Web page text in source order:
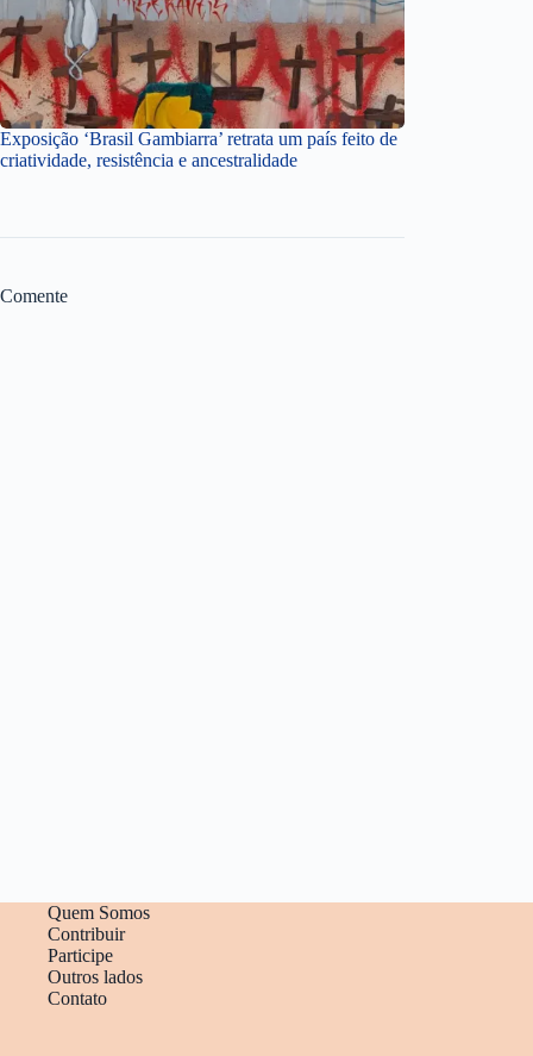
Exposição ‘Brasil Gambiarra’ retrata um país feito de
criatividade, resistência e ancestralidade
Comente
Quem Somos
Contribuir
Participe
Outros lados
Contato